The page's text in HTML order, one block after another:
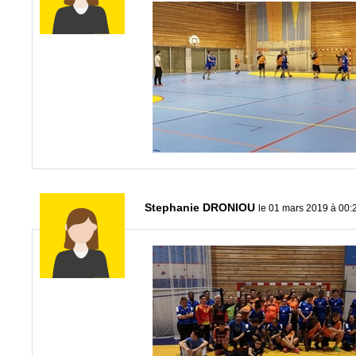
Stephanie DRONIOU le 01 mars 2019 à